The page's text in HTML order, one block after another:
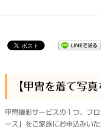
【甲冑を着て写真
甲冑撮影サービスの１つ、プ
ース」をご家族にお申込みいた